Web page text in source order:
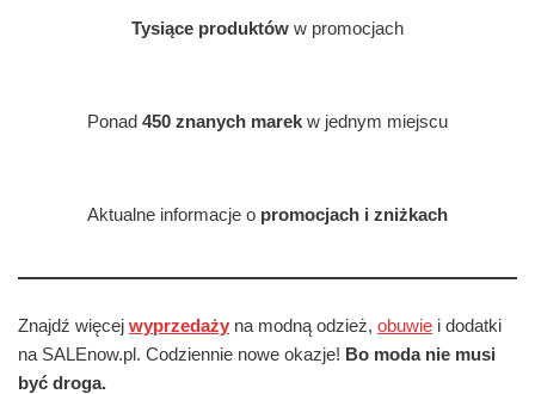
Tysiące produktów w promocjach
Ponad 450 znanych marek w jednym miejscu
Aktualne informacje o promocjach i zniżkach
Znajdź więcej wyprzedaży na modną odzież, obuwie i dodatki
na SALEnow.pl. Codziennie nowe okazje! Bo moda nie musi
być droga.